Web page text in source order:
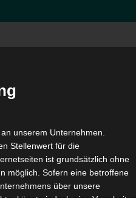
–
unserem Unternehmen.
Stellenwert für die
ist grundsätzlich ohne
möglich. Sofern eine betroffene
über unsere